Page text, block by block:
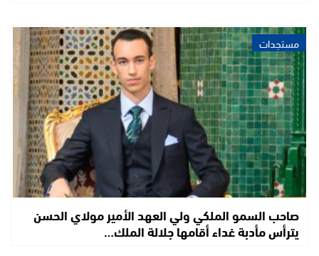
مستجدات
صاحب السمو الملكي ولي العهد الأمير مولاي الحسن
يترأس مأدبة غداء أقامها جلالة الملك…